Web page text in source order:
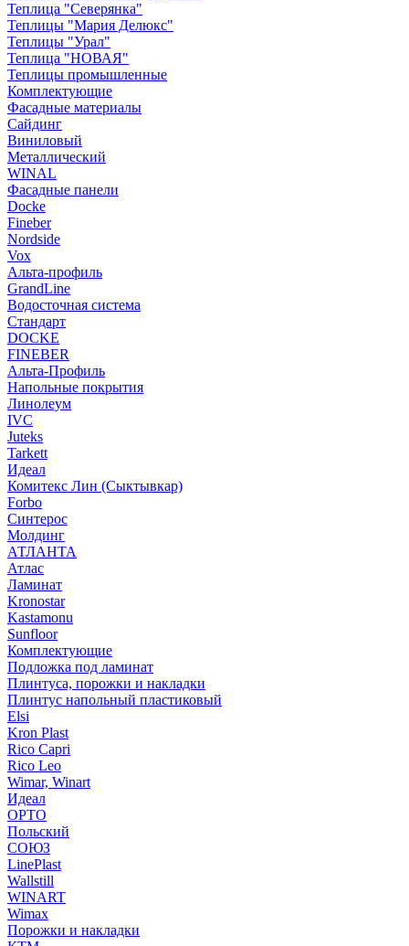
Теплица "Северянка"
Теплицы "Мария Делюкс"
Теплицы "Урал"
Теплица "НОВАЯ"
Теплицы промышленные
Комплектующие
Фасадные материалы
Сайдинг
Виниловый
Металлический
WINAL
Фасадные панели
Docke
Fineber
Nordside
Vox
Альта-профиль
GrandLine
Водосточная система
Стандарт
DOCKE
FINEBER
Альта-Профиль
Напольные покрытия
Линолеум
IVC
Juteks
Tarkett
Идеал
Комитекс Лин (Сыктывкар)
Forbo
Синтерос
Молдинг
АТЛАНТА
Атлас
Ламинат
Kronostar
Kastamonu
Sunfloor
Комплектующие
Подложка под ламинат
Плинтуса, порожки и накладки
Плинтус напольный пластиковый
Elsi
Kron Plast
Rico Capri
Rico Leo
Wimar, Winart
Идеал
ОРТО
Польский
СОЮЗ
LinePlast
Wallstill
WINART
Wimax
Порожки и накладки